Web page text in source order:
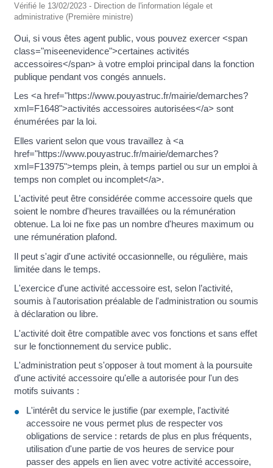
Vérifié le 13/02/2023 - Direction de l'information légale et
administrative (Première ministre)
Oui, si vous êtes agent public, vous pouvez exercer <span
class="miseenevidence">certaines activités
accessoires</span> à votre emploi principal dans la fonction
publique pendant vos congés annuels.
Les <a href="https://www.pouyastruc.fr/mairie/demarches?
xml=F1648">activités accessoires autorisées</a> sont
énumérées par la loi.
Elles varient selon que vous travaillez à <a
href="https://www.pouyastruc.fr/mairie/demarches?
xml=F13975">temps plein, à temps partiel ou sur un emploi à
temps non complet ou incomplet</a>.
L'activité peut être considérée comme accessoire quels que
soient le nombre d'heures travaillées ou la rémunération
obtenue. La loi ne fixe pas un nombre d'heures maximum ou
une rémunération plafond.
Il peut s'agir d'une activité occasionnelle, ou régulière, mais
limitée dans le temps.
L'exercice d'une activité accessoire est, selon l’activité,
soumis à l'autorisation préalable de l'administration ou soumis
à déclaration ou libre.
L'activité doit être compatible avec vos fonctions et sans effet
sur le fonctionnement du service public.
L'administration peut s'opposer à tout moment à la poursuite
d'une activité accessoire qu'elle a autorisée pour l'un des
motifs suivants :
L'intérêt du service le justifie (par exemple, l'activité
accessoire ne vous permet plus de respecter vos
obligations de service : retards de plus en plus fréquents,
utilisation d'une partie de vos heures de service pour
passer des appels en lien avec votre activité accessoire,